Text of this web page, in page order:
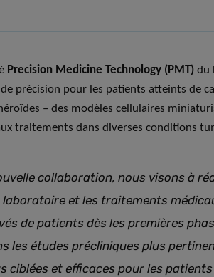
Precision Medicine Technology (PMT) du
précision pour les patients atteints de
– des modèles cellulaires
traitements dans diverses conditions
collaboration, nous visons à
laboratoire et les traitements
de patients dès les premières
les études précliniques plus
ciblées et efficaces pour les